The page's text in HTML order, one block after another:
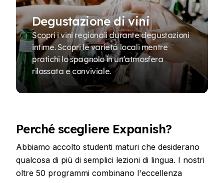
Degustazione di vini
Scopri i vini regionali durante degustazioni
intime. Scopri le varietà locali mentre
pratichi lo spagnolo in un'atmosfera
rilassata e conviviale.
Perché scegliere Expanish?
Abbiamo accolto studenti maturi che desiderano
qualcosa di più di semplici lezioni di lingua. I nostri
oltre 50 programmi combinano l'eccellenza